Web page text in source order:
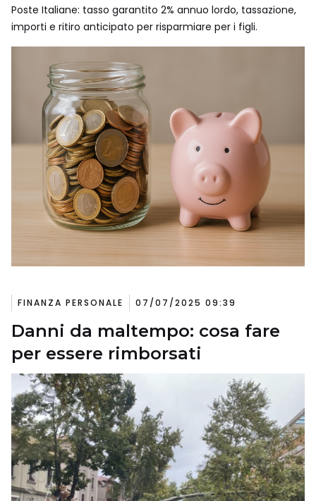
Poste Italiane: tasso garantito 2% annuo lordo, tassazione,
importi e ritiro anticipato per risparmiare per i figli.
FINANZA PERSONALE 07/07/2025 09:39
Danni da maltempo: cosa fare
per essere rimborsati